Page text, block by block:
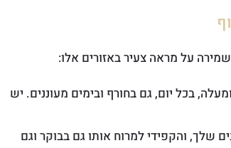
על מראה צעיר באזורים אלו:
עם SPF 30 ומעלה, בכל יום, גם בחורף ובימים מעוננים. יש
שלך, והקפידי למרוח אותו גם בבוקר וגם